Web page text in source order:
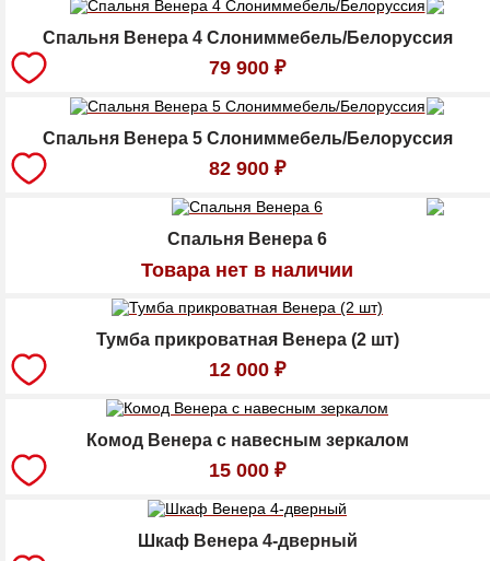
Спальня Венера 4 Слониммебель/Белоруссия
79 900 ₽
Спальня Венера 5 Слониммебель/Белоруссия
82 900 ₽
Спальня Венера 6
Товара нет в наличии
Тумба прикроватная Венера (2 шт)
12 000 ₽
Комод Венера с навесным зеркалом
15 000 ₽
Шкаф Венера 4-дверный